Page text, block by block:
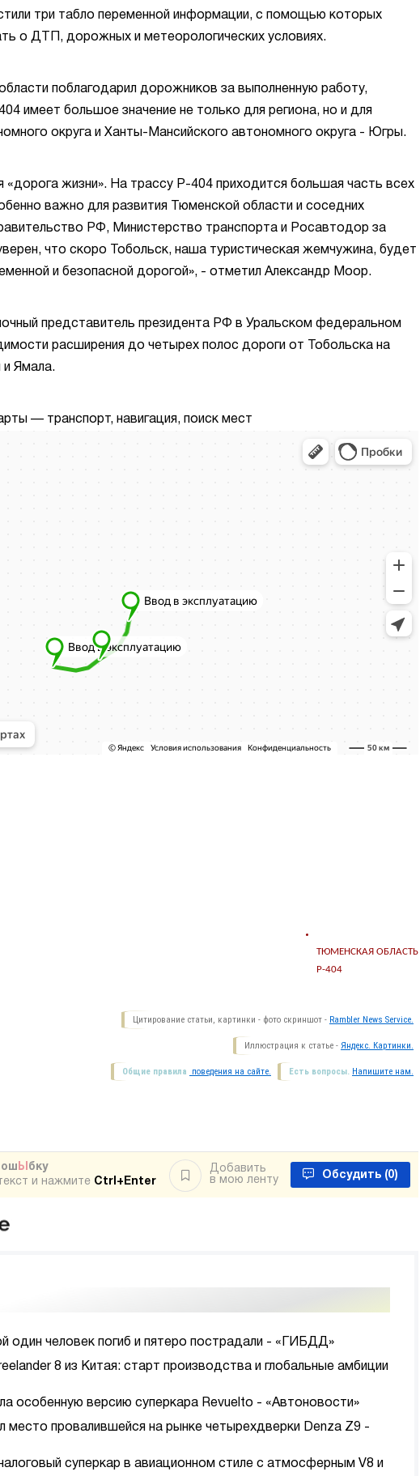
три табло переменной информации, с помощью которых
о ДТП, дорожных и метеорологических условиях.
поблагодарил дорожников за выполненную работу,
имеет большое значение не только для региона, но и для
округа и Ханты-Мансийского автономного округа - Югры.
«дорога жизни». На трассу Р-404 приходится большая часть всех
важно для развития Тюменской области и соседних
РФ, Министерство транспорта и Росавтодор за
что скоро Тобольск, наша туристическая жемчужина, будет
и безопасной дорогой», - отметил Александр Моор.
представитель президента РФ в Уральском федеральном
расширения до четырех полос дороги от Тобольска на
и Ямала.
— транспорт, навигация, поиск мест
ТЮМЕНСКАЯ ОБЛАСТЬ
Р-404
Цитирование статьи, картинки - фото скриншот - Rambler News Service.
Иллюстрация к статье - Яндекс. Картинки.
Есть вопросы. Напишите нам.
Общие правила поведения на сайте.
ош Ы бку
и нажмите Ctrl+Enter
Добавить
в мою ленту
Обсудить (0)
один человек погиб и пятеро пострадали - «ГИБДД»
8 из Китая: старт производства и глобальные амбиции
особенную версию суперкара Revuelto - «Автоновости»
место провалившейся на рынке четырехдверки Denza Z9 -
суперкар в авиационном стиле с атмосферным V8 и